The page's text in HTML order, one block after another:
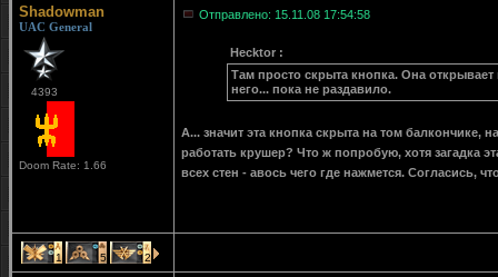
Shadowman
UAC General
4393
Doom Rate: 1.66
Отправлено: 15.11.08 17:54:58
Hecktor :
Там просто скрыта кнопка. Она
него... пока не раздавило.
А... значит эта кнопка скрыта на том балкончике,
работать крушер? Что ж попробую, хотя загадка
всех стен - авось чего где нажмется. Согласись,
1 5 2